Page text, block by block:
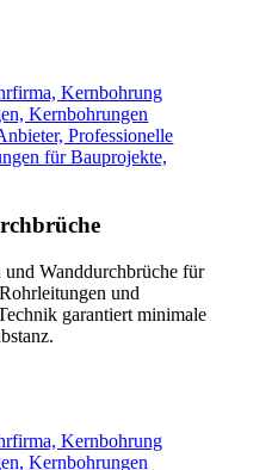
und Wanddurchbrüche für
und
garantiert minimale